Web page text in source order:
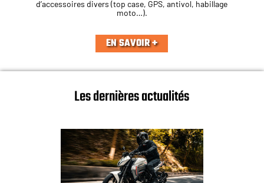
d’accessoires divers (top case, GPS, antivol, habillage
moto…).
EN SAVOIR +
Les dernières actualités